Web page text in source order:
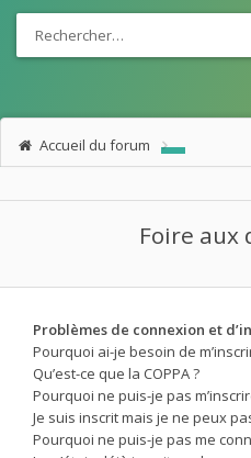
Accueil du forum
Foire aux
Problèmes de connexion et
Pourquoi ai-je besoin de
Qu’est-ce que la COPPA ?
Pourquoi ne puis-je pas
Je suis inscrit mais je ne peux
Pourquoi ne puis-je pas me